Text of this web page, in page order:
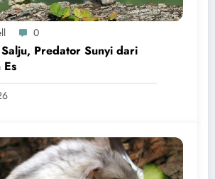
0
Predator Sunyi dari
Es